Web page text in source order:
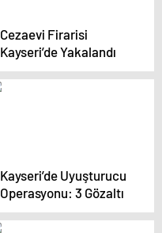
Cezaevi Firarisi
Kayseri’de Yakalandı
Kayseri’de Uyuşturucu
Operasyonu: 3 Gözaltı